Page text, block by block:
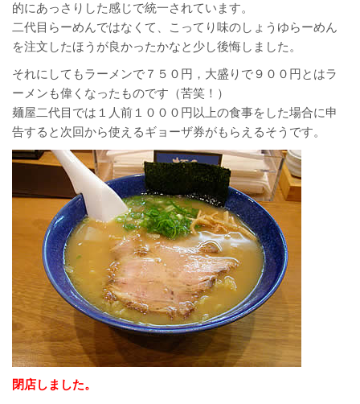
的にあっさりした感じで統一されています。
二代目らーめんではなくて、こってり味のしょうゆらーめん
を注文したほうが良かったかなと少し後悔しました。
それにしてもラーメンで７５０円，大盛りで９００円とはラ
ーメンも偉くなったものです（苦笑！）
麺屋二代目では１人前１０００円以上の食事をした場合に申
告すると次回から使えるギョーザ券がもらえるそうです。
閉店しました。